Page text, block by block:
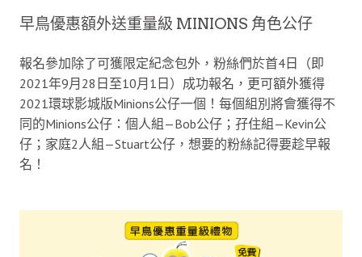
早鳥優惠額外送重量級 MINIONS 角色公仔
報名參加除了可獲限定紀念包外，粉絲們於首4日（即
2021年9月28日至10月1日）成功報名，更可額外獲得
2021環球影城版Minions公仔一個！每個組別將會獲得不
同的Minions公仔：個人組—Bob公仔；孖住組—Kevin公
仔；家庭2人組—Stuart公仔，想要的粉絲記得要趁早報
名！